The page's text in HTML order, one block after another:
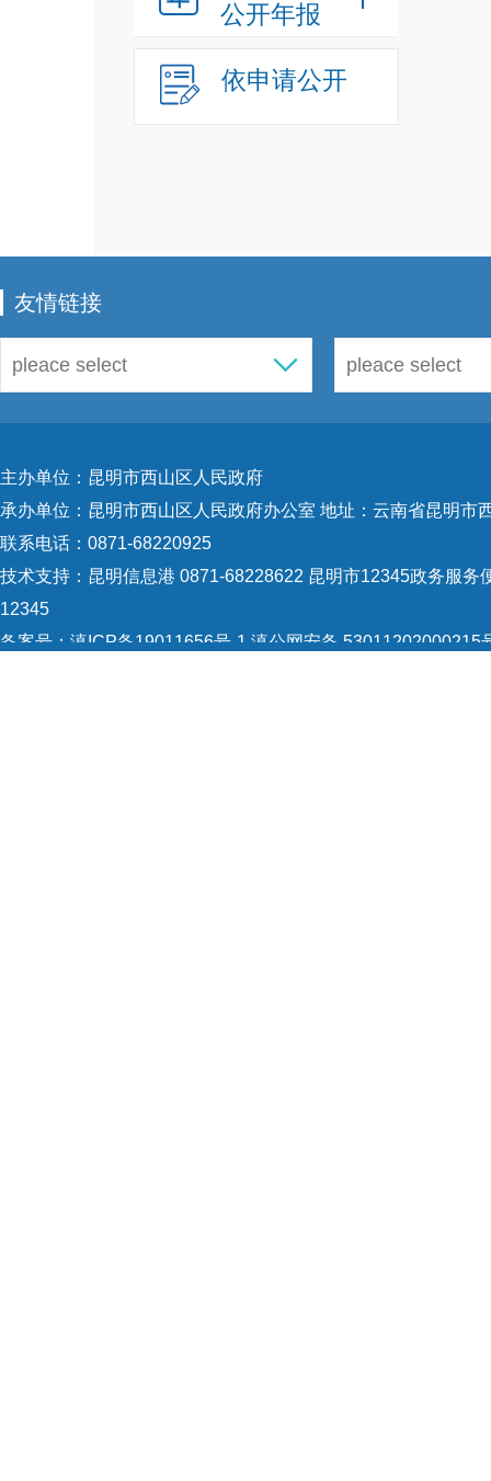
公开年报
依申请公开
友情链接
主办单位：昆明市西山区人民政府
承办单位：昆明市西山区人民政府办公室 地址：云南省昆明市
联系电话：0871-68220925
技术支持： 昆明信息港 0871-68228622 昆明市12345政务服务
12345
备案号： 滇ICP备19011656号-1 滇公网安备 53011202000215